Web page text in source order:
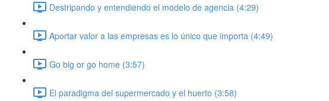
Destripando y entendiendo el modelo de agencia (4:29)
Aportar valor a las empresas es lo único que importa (4:49)
Go big or go home (3:57)
El paradigma del supermercado y el huerto (3:58)